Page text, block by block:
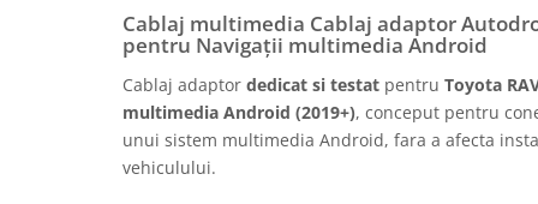
Rame adaptoare Daihatsu
Rame adaptoare Kia
Rame adaptoare Alfa Romeo
Cablaj multimedia Cablaj adaptor
pentru Navigații multimedia Android
Cablaj adaptor dedicat si testat pentru Toyota
multimedia Android (2019+), conceput pentru
unui sistem multimedia Android, fara a afecta
vehiculului.